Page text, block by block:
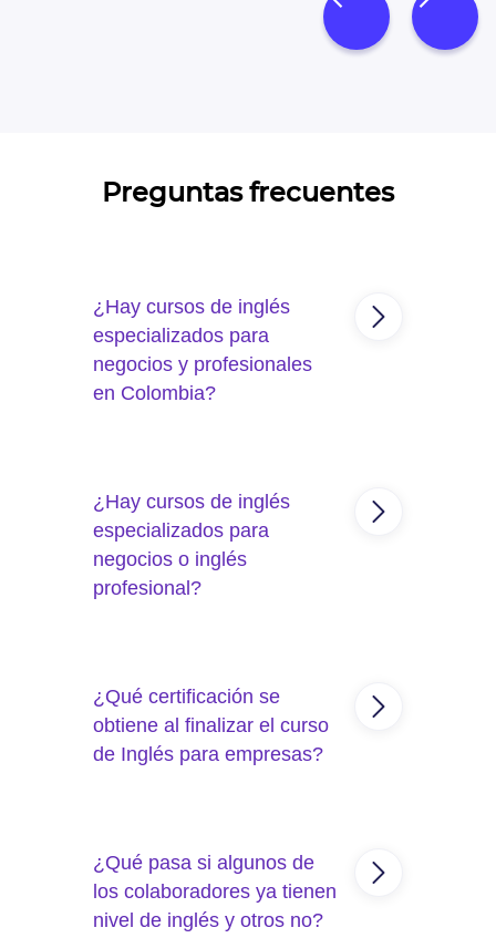
Preguntas frecuentes
¿Hay cursos de inglés
especializados para
negocios y profesionales
en Colombia?
profesores certificados y
metodologías diseñadas para
contextos reales de trabajo.
¿Hay cursos de inglés
especializados para
negocios o inglés
profesional?
para empresas y
profesionales, con clases
personalizadas enfocadas en
vocabulario laboral,
¿Qué certificación se
obtiene al finalizar el curso
de Inglés para empresas?
participantes recibirán una
constancia de estudio.
¿Qué pasa si algunos de
los colaboradores ya tienen
nivel de inglés y otros no?